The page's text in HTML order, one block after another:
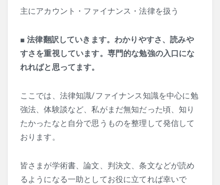
主にアカウント・ファイナンス・法律を扱う
■法律翻訳していきます。わかりやすさ、読みや
すさを重視しています。専門的な勉強の入口にな
れればと思ってます。
ここでは、法律知識/ファイナンス知識を中心に勉
強法、体験談など、私がまだ無知だった頃、知り
たかったなと自分で思うものを整理して発信して
おります。
皆さまが学術書、論文、判決文、条文などが読め
るようになる一助としてお役に立てれば幸いで